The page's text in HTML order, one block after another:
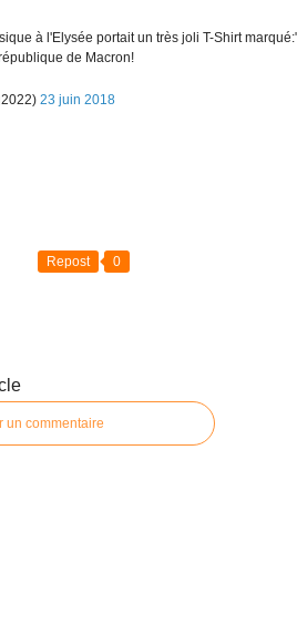
à l'Elysée portait un très joli T-Shirt
de Macron!
23 juin 2018
Repost 0
un commentaire